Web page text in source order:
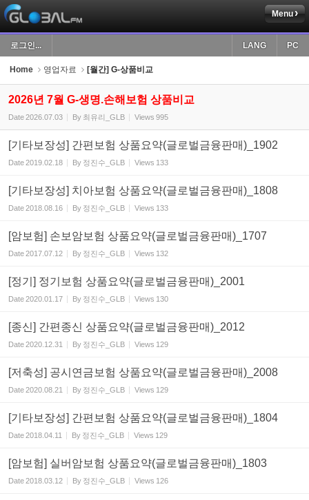
Menu
로그인... PC
LANG
Home 영업자료 [월간] G-상품비교
2026년 7월 G-생명.손해보험 상품비교
Date2026.07.03 By 최유리_GLB Views 995
[기타보장성] 간편보험 상품요약(글로벌금융판매)_1902
Date2019.02.18 By 정진수_GLB Views 133
[기타보장성] 치아보험 상품요약(글로벌금융판매)_1808
Date2018.08.16 By 정진수_GLB Views 133
[암보험] 손보암보험 상품요약(글로벌금융판매)_1707
Date2017.07.12 By 정진수_GLB Views 132
[정기] 정기보험 상품요약(글로벌금융판매)_2001
Date2020.01.17 By 정진수_GLB Views 130
[종신] 간편종신 상품요약(글로벌금융판매)_2012
Date2020.12.31 By 정진수_GLB Views 129
[저축성] 공시연금보험 상품요약(글로벌금융판매)_2008
Date2020.08.21 By 정진수_GLB Views 129
[기타보장성] 간편보험 상품요약(글로벌금융판매)_1804
Date2018.04.11 By 정진수_GLB Views 129
[암보험] 실버암보험 상품요약(글로벌금융판매)_1803
Date2018.03.12 By 정진수_GLB Views 126
Sketchbook5, 스케치북5
Sketchbook5, 스케치북5